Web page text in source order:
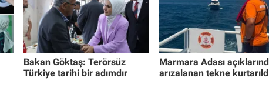
Bakan Göktaş: Terörsüz
Türkiye tarihi bir adımdır
Marmara Adası
arızalanan tekne